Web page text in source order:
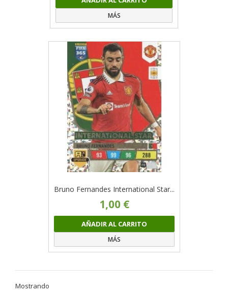
MÁS
Bruno Fernandes International Star...
1,00 €
AÑADIR AL CARRITO
MÁS
Mostrando